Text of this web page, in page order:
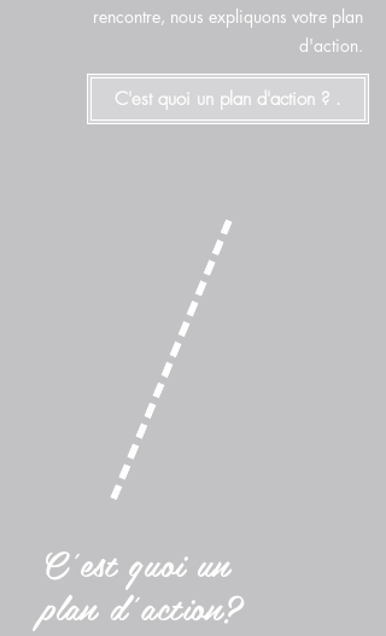
rencontre, nous expliquons votre plan
d'action.
C'est quoi un plan d'action ? .
C'est quoi un
plan d'action?